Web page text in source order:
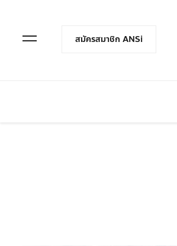
Open Menuสมัครสมาชิก ANSi